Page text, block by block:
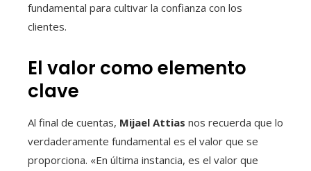
fundamental para cultivar la confianza con los
clientes.
El valor como elemento
clave
Al final de cuentas, Mijael Attias nos recuerda que lo
verdaderamente fundamental es el valor que se
proporciona. «En última instancia, es el valor que